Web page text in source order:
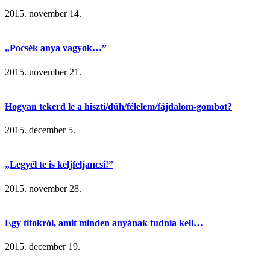
2015. november 14.
„Pocsék anya vagyok…”
2015. november 21.
Hogyan tekerd le a hiszti/düh/félelem/fájdalom-gombot?
2015. december 5.
„Legyél te is keljfeljancsi!”
2015. november 28.
Egy titokról, amit minden anyának tudnia kell…
2015. december 19.